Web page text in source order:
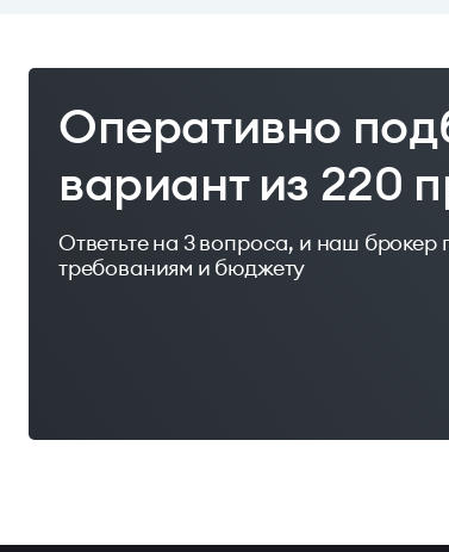
Оперативно
вариант из 220
Ответьте на 3 вопроса, и наш
требованиям и бюджету